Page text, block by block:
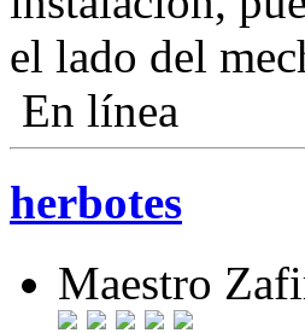
el lado del
En línea
herbotes
Maestro